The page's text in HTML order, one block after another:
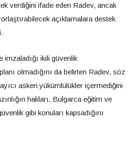
verdiğini ifade eden Radev, ancak
açıklamalara destek
imzaladığı ikili güvenlik
olmadığını da belirten Radev, söz
askeri yükümlülükler içermediğini
hakları, Bulgarca eğitim ve
gibi konuları kapsadığını